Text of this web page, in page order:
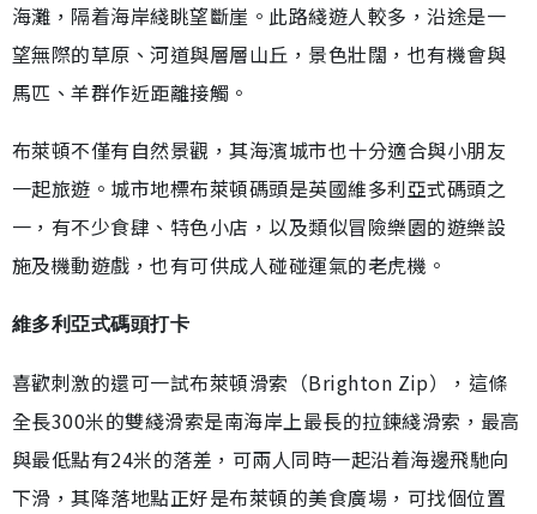
海灘，隔着海岸綫眺望斷崖。此路綫遊人較多，沿途是一
望無際的草原、河道與層層山丘，景色壯闊，也有機會與
馬匹、羊群作近距離接觸。
布萊頓不僅有自然景觀，其海濱城市也十分適合與小朋友
一起旅遊。城市地標布萊頓碼頭是英國維多利亞式碼頭之
一，有不少食肆、特色小店，以及類似冒險樂園的遊樂設
施及機動遊戲，也有可供成人碰碰運氣的老虎機。
維多利亞式碼頭打卡
喜歡刺激的還可一試布萊頓滑索（Brighton Zip），這條
全長300米的雙綫滑索是南海岸上最長的拉鍊綫滑索，最高
與最低點有24米的落差，可兩人同時一起沿着海邊飛馳向
下滑，其降落地點正好是布萊頓的美食廣場，可找個位置